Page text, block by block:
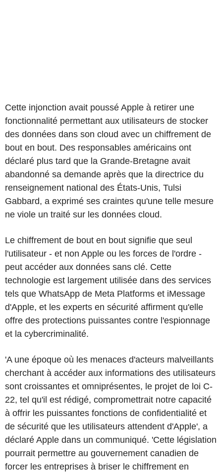
Cette injonction avait poussé Apple à retirer une
fonctionnalité permettant aux utilisateurs de stocker
des données dans son cloud avec un chiffrement de
bout en bout. Des responsables américains ont
déclaré plus tard que la Grande-Bretagne avait
abandonné sa demande après que la directrice du
renseignement national des États-Unis, Tulsi
Gabbard, a exprimé ses craintes qu'une telle mesure
ne viole un traité sur les données cloud.
Le chiffrement de bout en bout signifie que seul
l'utilisateur - et non Apple ou les forces de l'ordre -
peut accéder aux données sans clé. Cette
technologie est largement utilisée dans des services
tels que WhatsApp de Meta Platforms et iMessage
d'Apple, et les experts en sécurité affirment qu'elle
offre des protections puissantes contre l'espionnage
et la cybercriminalité.
'A une époque où les menaces d'acteurs malveillants
cherchant à accéder aux informations des utilisateurs
sont croissantes et omniprésentes, le projet de loi C-
22, tel qu'il est rédigé, compromettrait notre capacité
à offrir les puissantes fonctions de confidentialité et
de sécurité que les utilisateurs attendent d'Apple', a
déclaré Apple dans un communiqué. 'Cette législation
pourrait permettre au gouvernement canadien de
forcer les entreprises à briser le chiffrement en